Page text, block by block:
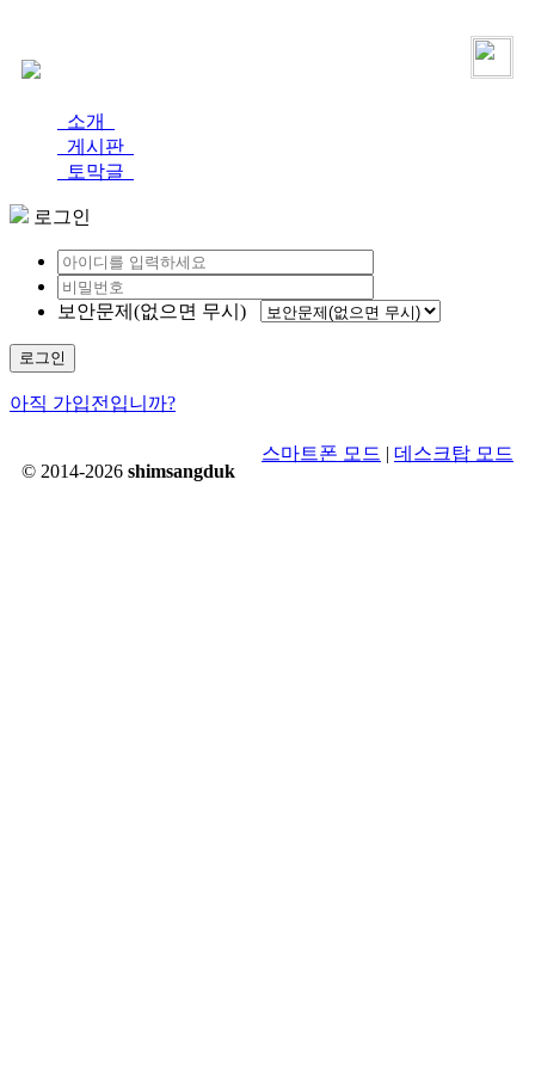
소개
게시판
토막글
로그인
보안문제(없으면 무시)
로그인
아직 가입전입니까?
© 2014-2026 shimsangduk
스마트폰 모드 | 데스크탑 모드